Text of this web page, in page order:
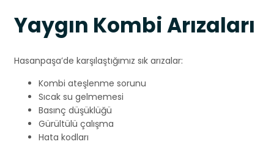
Yaygın Kombi Arızaları
Hasanpaşa’de karşılaştığımız sık arızalar:
Kombi ateşlenme sorunu
Sıcak su gelmemesi
Basınç düşüklüğü
Gürültülü çalışma
Hata kodları